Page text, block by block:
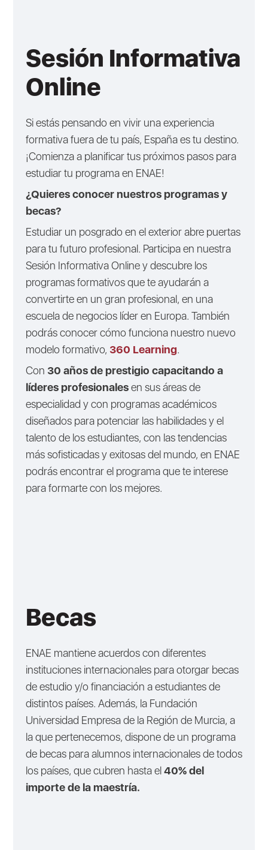
Sesión Informativa
Online
Si estás pensando en vivir una experiencia
formativa fuera de tu país, España es tu destino.
¡Comienza a planificar tus próximos pasos para
estudiar tu programa en ENAE!
¿Quieres conocer nuestros programas y
becas?
Estudiar un posgrado en el exterior abre puertas
para tu futuro profesional. Participa en nuestra
Sesión Informativa Online y descubre los
programas formativos que te ayudarán a
convertirte en un gran profesional, en una
escuela de negocios líder en Europa. También
podrás conocer cómo funciona nuestro nuevo
modelo formativo, 360 Learning.
Con 30 años de prestigio capacitando a
líderes profesionalesen sus áreas de
especialidad y con programas académicos
diseñados para potenciar las habilidades y el
talento de los estudiantes, con las tendencias
más sofisticadas y exitosas del mundo, en ENAE
podrás encontrar el programa que te interese
para formarte con los mejores.
Becas
ENAE mantiene acuerdos con diferentes
instituciones internacionales para otorgar becas
de estudio y/o financiación a estudiantes de
distintos países. Además, la Fundación
Universidad Empresa de la Región de Murcia, a
la que pertenecemos, dispone de un programa
de becas para alumnos internacionales de todos
los países, que cubren hasta el40% del
importe de la maestría.